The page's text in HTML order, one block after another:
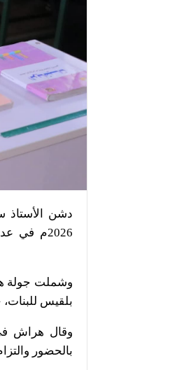
2026م
وشملت جولة
بلقيس
وقال هراش في
بالحضور